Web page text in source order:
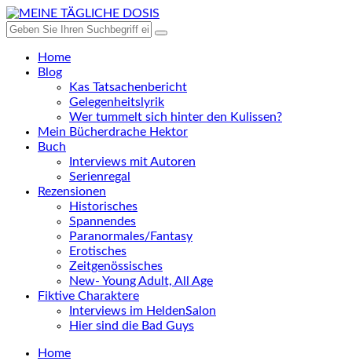
Home
Blog
Kas Tatsachenbericht
Gelegenheitslyrik
Wer tummelt sich hinter den Kulissen?
Mein Bücherdrache Hektor
Buch
Interviews mit Autoren
Serienregal
Rezensionen
Historisches
Spannendes
Paranormales/Fantasy
Erotisches
Zeitgenössisches
New- Young Adult, All Age
Fiktive Charaktere
Interviews im HeldenSalon
Hier sind die Bad Guys
Home